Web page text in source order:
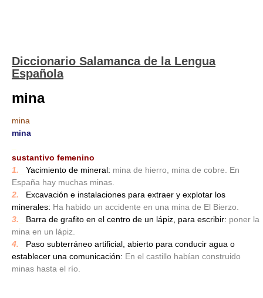
Diccionario Salamanca de la Lengua
Española
mina
mina
mina
sustantivo femenino
1.
Yacimiento de mineral: mina de hierro, mina de cobre. En
España hay muchas minas.
2.
Excavación e instalaciones para extraer y explotar los
minerales: Ha habido un accidente en una mina de El Bierzo.
3.
Barra de grafito en el centro de un lápiz, para escribir: poner la
mina en un lápiz.
4.
Paso subterráneo artificial, abierto para conducir agua o
establecer una comunicación: En el castillo habían construido
minas hasta el río.